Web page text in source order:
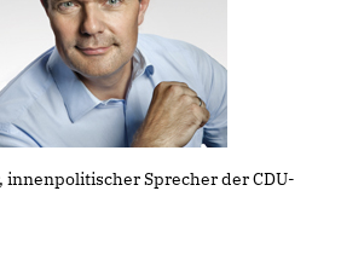
innenpolitischer Sprecher der CDU-